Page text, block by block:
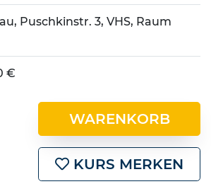
Puschkinstr. 3, VHS, Raum
€
WARENKORB
KURS MERKEN